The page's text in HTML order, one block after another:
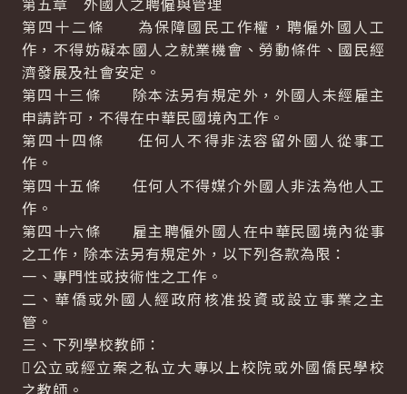
第四十二條 為保障國民工作權，聘僱外國人工
作，不得妨礙本國人之就業機會、勞動條件、國民經
濟發展及社會安定。
第四十三條 除本法另有規定外，外國人未經雇主
申請許可，不得在中華民國境內工作。
第四十四條 任何人不得非法容留外國人從事工
作。
第四十五條 任何人不得媒介外國人非法為他人工
作。
第四十六條 雇主聘僱外國人在中華民國境內從事
之工作，除本法另有規定外，以下列各款為限：
一、專門性或技術性之工作。
二、華僑或外國人經政府核准投資或設立事業之主
管。
三、下列學校教師：
公立或經立案之私立大專以上校院或外國僑民學校
之教師。